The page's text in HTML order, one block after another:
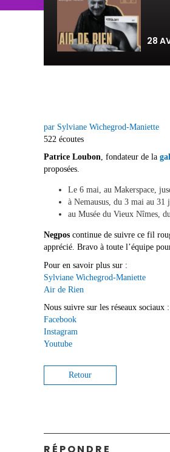
28
par Sylviane Wichegrod-Maniette
522 écoutes
Patrice Loubon, fondateur de la
proposées.
Le 6 mai, au Makerspace,
à Nemausus, du 3 mai au 31
au Musée du Vieux Nîmes,
Negpos continue de suivre ce fil
apprécié. Bravo à toute l’équipe
Pour en savoir plus sur :
Sylviane Wichegrod-Maniette
Air de Rien
Nous suivre sur les réseaux sociaux :
Facebook
Instagram
Youtube
Retour